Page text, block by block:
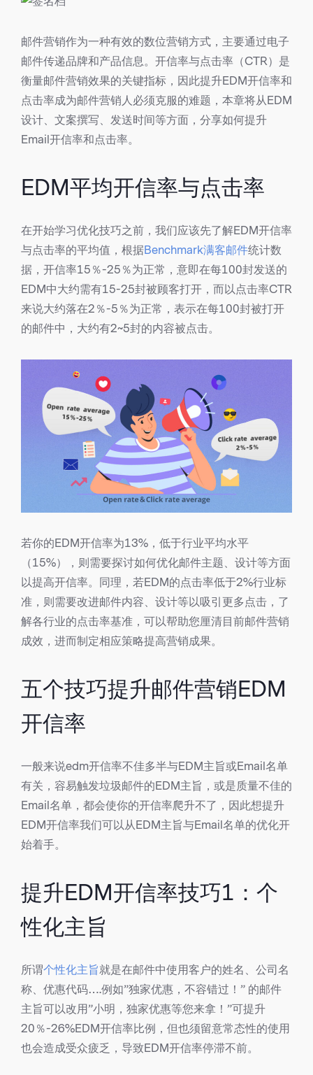
邮件营销作为一种有效的数位营销方式，主要通过电子
邮件传递品牌和产品信息。开信率与点击率（CTR）是
衡量邮件营销效果的关键指标，因此提升EDM开信率和
点击率成为邮件营销人必须克服的难题，本章将从EDM
设计、文案撰写、发送时间等方面，分享如何提升
Email开信率和点击率。
EDM平均开信率与点击率
在开始学习优化技巧之前，我们应该先了解EDM开信率
与点击率的平均值，根据Benchmark满客邮件统计数
据，开信率15％-25％为正常，意即在每100封发送的
EDM中大约需有15-25封被顾客打开，而以点击率CTR
来说大约落在2％-5％为正常，表示在每100封被打开
的邮件中，大约有2~5封的内容被点击。
若你的EDM开信率为13%，低于行业平均水平
（15%），则需要探讨如何优化邮件主题、设计等方面
以提高开信率。同理，若EDM的点击率低于2%行业标
准，则需要改进邮件内容、设计等以吸引更多点击，了
解各行业的点击率基准，可以帮助您厘清目前邮件营销
成效，进而制定相应策略提高营销成果。
五个技巧提升邮件营销EDM
开信率
一般来说edm开信率不佳多半与EDM主旨或Email名单
有关，容易触发垃圾邮件的EDM主旨，或是质量不佳的
Email名单，都会使你的开信率爬升不了，因此想提升
EDM开信率我们可以从EDM主旨与Email名单的优化开
始着手。
提升EDM开信率技巧1：个
性化主旨
所谓个性化主旨就是在邮件中使用客户的姓名、公司名
称、优惠代码….例如”独家优惠，不容错过！” 的邮件
主旨可以改用”小明，独家优惠等您来拿！”可提升
20％-26%EDM开信率比例，但也须留意常态性的使用
也会造成受众疲乏，导致EDM开信率停滞不前。